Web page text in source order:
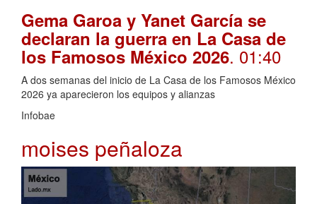
Gema Garoa y Yanet García se
declaran la guerra en La Casa de
los Famosos México 2026. 01:40
A dos semanas del inicio de La Casa de los Famosos México
2026 ya aparecieron los equipos y alianzas
Infobae
moises peñaloza